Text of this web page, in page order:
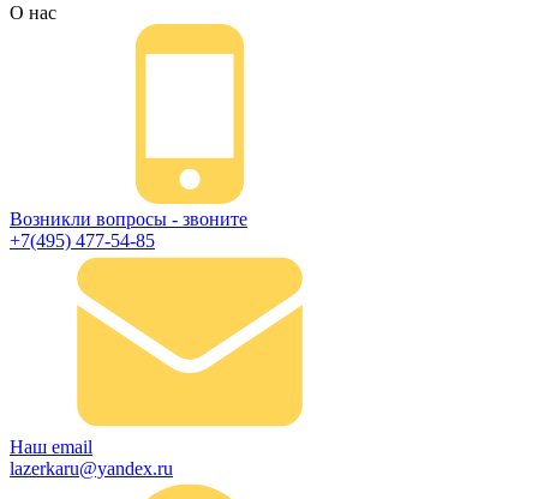
О нас
Возникли вопросы - звоните
+7(495) 477-54-85
Наш email
lazerkaru@yandex.ru